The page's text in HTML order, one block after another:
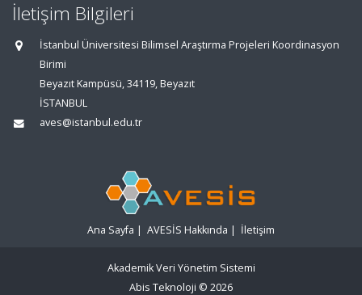
İletişim Bilgileri
İstanbul Üniversitesi Bilimsel Araştırma Projeleri Koordinasyon
Birimi
Beyazıt Kampüsü, 34119, Beyazıt
İSTANBUL
aves@istanbul.edu.tr
Ana Sayfa | AVESİS Hakkında | İletişim
Akademik Veri Yönetim Sistemi
Abis Teknoloji © 2026